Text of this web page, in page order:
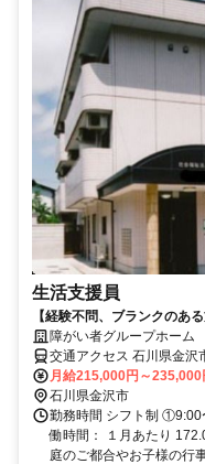
生活支援員
【経験不問、ブランクのあ
神保健福祉士のいずれか必須
障がい者グループホーム
交通アクセス 石川県金沢
10分
月給215,000円～235,000
石川県金沢市
勤務時間 シフト制
働時間： １月あたり
庭のご都合やお子様の行事